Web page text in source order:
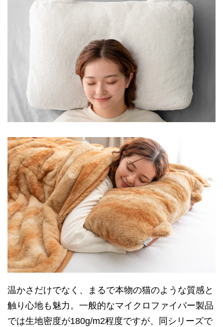
温かさだけでなく、まるで本物の猫のような質感と
触り心地も魅力。一般的なマイクロファイバー製品
では生地密度が180g/m2程度ですが、同シリーズで